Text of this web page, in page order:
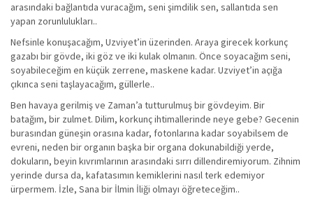
arasındaki bağlantıda vuracağım, seni şimdilik sen, sallantıda sen
yapan zorunlulukları..
Nefsinle konuşacağım, Uzviyet’in üzerinden. Araya girecek korkunç
gazabı bir gövde, iki göz ve iki kulak olmanın. Önce soyacağım seni,
soyabileceğim en küçük zerrene, maskene kadar. Uzviyet’in açığa
çıkınca seni taşlayacağım, güllerle..
Ben havaya gerilmiş ve Zaman’a tutturulmuş bir gövdeyim. Bir
batağım, bir zulmet. Dilim, korkunç ihtimallerinde neye gebe? Gecenin
burasından güneşin orasına kadar, fotonlarına kadar soyabilsem de
evreni, neden bir organın başka bir organa dokunabildiği yerde,
dokuların, beyin kıvrımlarının arasındaki sırrı dillendiremiyorum. Zihnim
yerinde dursa da, kafatasımın kemiklerini nasıl terk edemiyor
ürpermem. İzle, Sana bir İlmin İliği olmayı öğreteceğim..